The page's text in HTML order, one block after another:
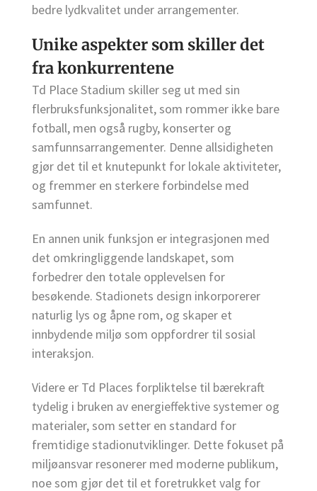
bedre lydkvalitet under arrangementer.
Unike aspekter som skiller det
fra konkurrentene
Td Place Stadium skiller seg ut med sin
flerbruksfunksjonalitet, som rommer ikke bare
fotball, men også rugby, konserter og
samfunnsarrangementer. Denne allsidigheten
gjør det til et knutepunkt for lokale aktiviteter,
og fremmer en sterkere forbindelse med
samfunnet.
En annen unik funksjon er integrasjonen med
det omkringliggende landskapet, som
forbedrer den totale opplevelsen for
besøkende. Stadionets design inkorporerer
naturlig lys og åpne rom, og skaper et
innbydende miljø som oppfordrer til sosial
interaksjon.
Videre er Td Places forpliktelse til bærekraft
tydelig i bruken av energieffektive systemer og
materialer, som setter en standard for
fremtidige stadionutviklinger. Dette fokuset på
miljøansvar resonerer med moderne publikum,
noe som gjør det til et foretrukket valg for